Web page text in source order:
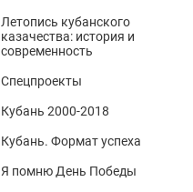
Летопись кубанского
казачества: история и
современность
Спецпроекты
Кубань 2000-2018
Кубань. Формат успеха
Я помню День Победы